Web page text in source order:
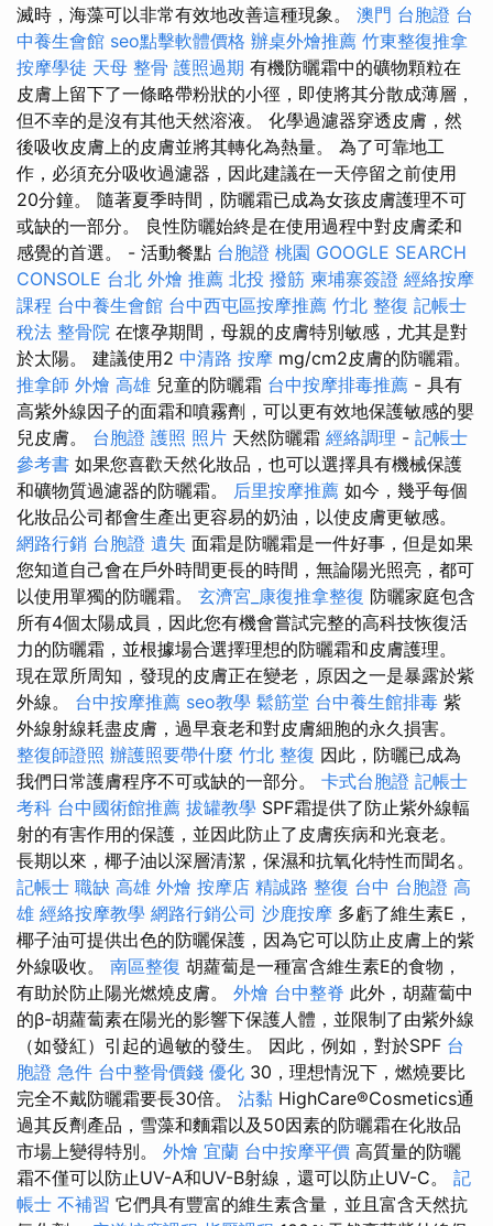
滅時，海藻可以非常有效地改善這種現象。 澳門 台胞證 台
中養生會館 seo點擊軟體價格 辦桌外燴推薦 竹東整復推拿
按摩學徒 天母 整骨 護照過期 有機防曬霜中的礦物顆粒在
皮膚上留下了一條略帶粉狀的小徑，即使將其分散成薄層，
但不幸的是沒有其他天然溶液。 化學過濾器穿透皮膚，然
後吸收皮膚上的皮膚並將其轉化為熱量。 為了可靠地工
作，必須充分吸收過濾器，因此建議在一天停留之前使用
20分鐘。 隨著夏季時間，防曬霜已成為女孩皮膚護理不可
或缺的一部分。 良性防曬始終是在使用過程中對皮膚柔和
感覺的首選。 - 活動餐點 台胞證 桃園 GOOGLE SEARCH
CONSOLE 台北 外燴 推薦 北投 撥筋 柬埔寨簽證 經絡按摩
課程 台中養生會館 台中西屯區按摩推薦 竹北 整復 記帳士
稅法 整骨院 在懷孕期間，母親的皮膚特別敏感，尤其是對
於太陽。 建議使用2 中清路 按摩 mg/cm2皮膚的防曬霜。
推拿師 外燴 高雄 兒童的防曬霜 台中按摩排毒推薦 - 具有
高紫外線因子的面霜和噴霧劑，可以更有效地保護敏感的嬰
兒皮膚。 台胞證 護照 照片 天然防曬霜 經絡調理 - 記帳士
參考書 如果您喜歡天然化妝品，也可以選擇具有機械保護
和礦物質過濾器的防曬霜。 后里按摩推薦 如今，幾乎每個
化妝品公司都會生產出更容易的奶油，以使皮膚更敏感。
網路行銷 台胞證 遺失 面霜是防曬霜是一件好事，但是如果
您知道自己會在戶外時間更長的時間，無論陽光照亮，都可
以使用單獨的防曬霜。 玄濟宮_康復推拿整復 防曬家庭包含
所有4個太陽成員，因此您有機會嘗試完整的高科技恢復活
力的防曬霜，並根據場合選擇理想的防曬霜和皮膚護理。
現在眾所周知，發現的皮膚正在變老，原因之一是暴露於紫
外線。 台中按摩推薦 seo教學 鬆筋堂 台中養生館排毒 紫
外線射線耗盡皮膚，過早衰老和對皮膚細胞的永久損害。
整復師證照 辦護照要帶什麼 竹北 整復 因此，防曬已成為
我們日常護膚程序不可或缺的一部分。 卡式台胞證 記帳士
考科 台中國術館推薦 拔罐教學 SPF霜提供了防止紫外線輻
射的有害作用的保護，並因此防止了皮膚疾病和光衰老。
長期以來，椰子油以深層清潔，保濕和抗氧化特性而聞名。
記帳士 職缺 高雄 外燴 按摩店 精誠路 整復 台中 台胞證 高
雄 經絡按摩教學 網路行銷公司 沙鹿按摩 多虧了維生素E，
椰子油可提供出色的防曬保護，因為它可以防止皮膚上的紫
外線吸收。 南區整復 胡蘿蔔是一種富含維生素E的食物，
有助於防止陽光燃燒皮膚。 外燴 台中整脊 此外，胡蘿蔔中
的β-胡蘿蔔素在陽光的影響下保護人體，並限制了由紫外線
（如發紅）引起的過敏的發生。 因此，例如，對於SPF 台
胞證 急件 台中整骨價錢 優化 30，理想情況下，燃燒要比
完全不戴防曬霜要長30倍。 沾黏 HighCare®Cosmetics通
過其反劑產品，雪藻和麵霜以及50因素的防曬霜在化妝品
市場上變得特別。 外燴 宜蘭 台中按摩平價 高質量的防曬
霜不僅可以防止UV-A和UV-B射線，還可以防止UV-C。 記
帳士 不補習 它們具有豐富的維生素含量，並且富含天然抗